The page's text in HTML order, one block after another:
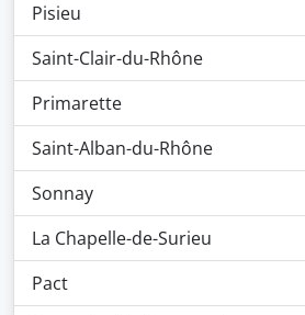
Pisieu
Saint-Clair-du-Rhône
Primarette
Saint-Alban-du-Rhône
Sonnay
La Chapelle-de-Surieu
Pact